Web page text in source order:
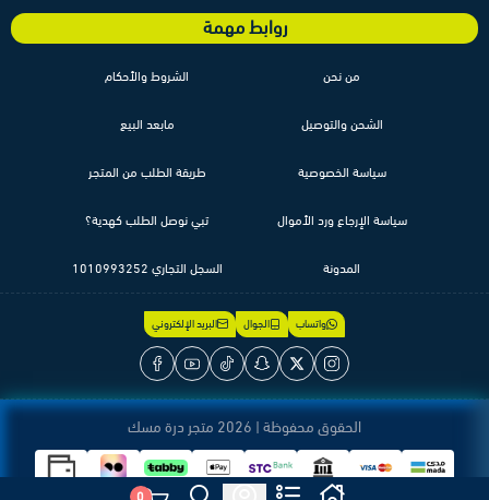
روابط مهمة
من نحن
الشحن والتوصيل
سياسة الخصوصية
سياسة الإرجاع ورد الأموال
المدونة
الشروط والأحكام
مابعد البيع
طريقة الطلب من المتجر
تبي نوصل الطلب كهدية؟
السجل التجاري 1010993252
واتساب الجوال البريد الإلكتروني
الحقوق محفوظة | 2026 متجر درة مسك